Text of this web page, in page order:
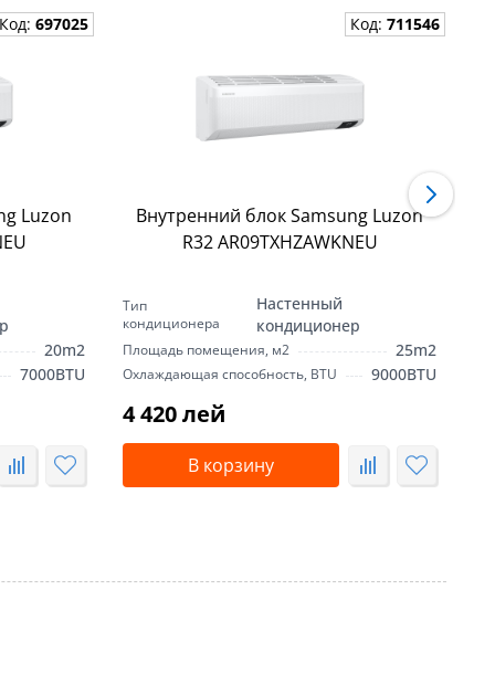
Код: 697025
Luzon
20m2
7000BTU
Код: 711546
Внутренний блок Samsung Luzon
R32 AR09TXHZAWKNEU
Тип
кондиционера
Настенный
кондиционер
Площадь помещения, м2 25m2
Охлаждающая способность, BTU 9000BTU
4 420 лей
В корзину